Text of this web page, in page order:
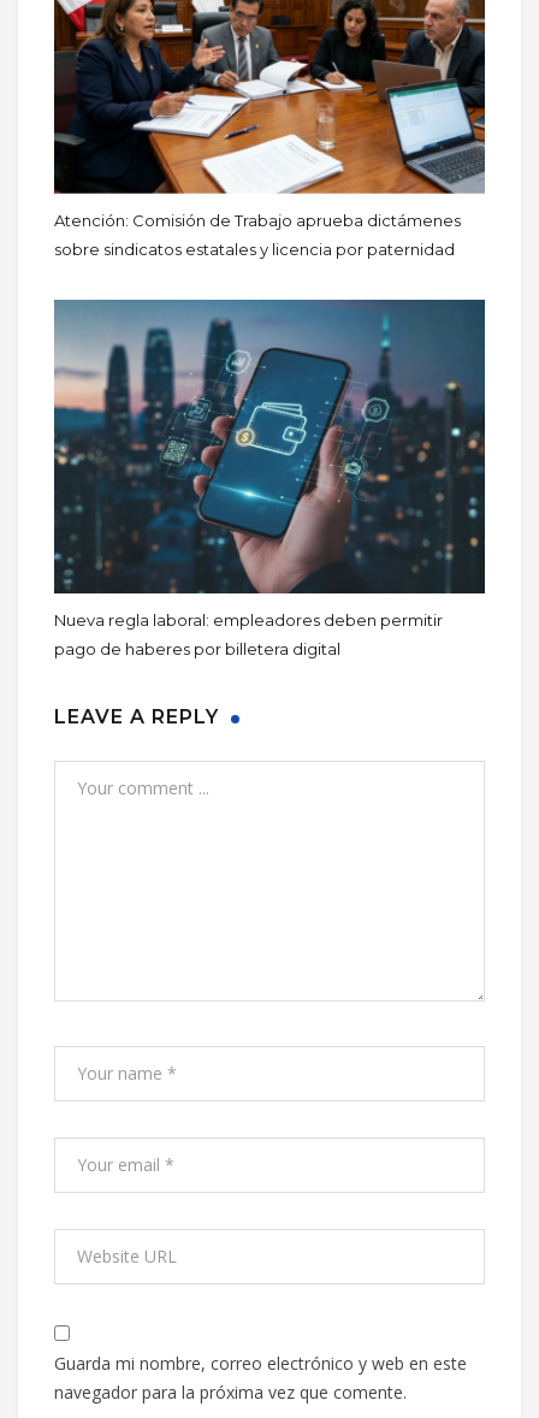
Atención: Comisión de Trabajo aprueba dictámenes
sobre sindicatos estatales y licencia por paternidad
Nueva regla laboral: empleadores deben permitir
pago de haberes por billetera digital
LEAVE A REPLY
Guarda mi nombre, correo electrónico y web en este
navegador para la próxima vez que comente.